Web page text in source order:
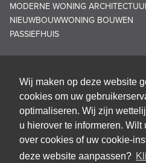
Wij maken op deze website
cookies om uw
optimaliseren. Wij zijn
u hierover te informeren. Wilt
over cookies of uw cookie-
deze website aanpassen?
MODERNE WONING
NIEUWBOUWWONING BOUWEN
PASSIEFHUIS
Architectenbureau Frank